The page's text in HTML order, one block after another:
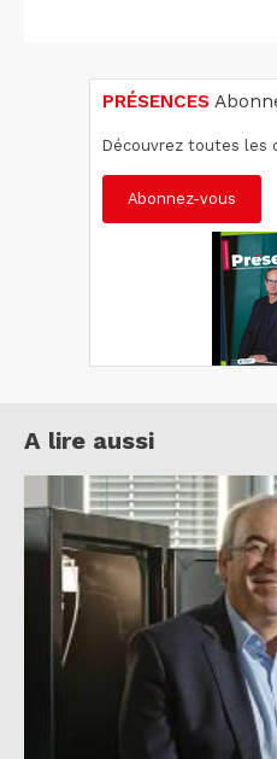
PRÉSENCES
Découvrez toutes les
Abonnez-vous
A lire aussi